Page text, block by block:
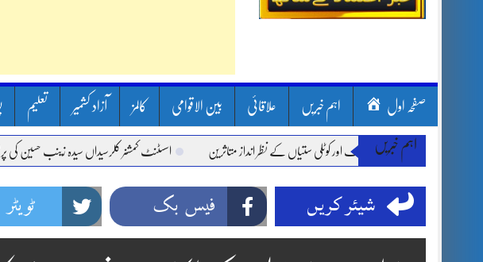
صفحہ اول اہم خبریں علاقائی بین الاقوامی کالمز آزاد کشمیر تعلیم
اہم خبریں
سون بارشیں، لینڈ سلائیڈنگ اور کوٹلی ستیاں کے نظر انداز متاثرین اسسٹنٹ کمشنر کلرسیداں سیدہ زینب حسین کی پریس
شیئر کریں فیس بک ٹویٹر